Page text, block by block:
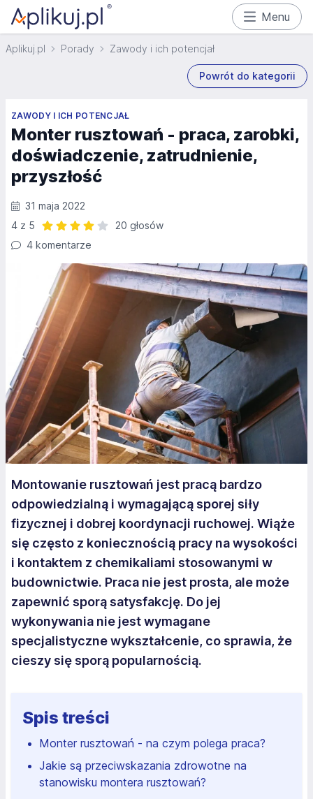
Menu
Aplikuj.pl Porady Zawody i ich potencjał
Powrót do kategorii
ZAWODY I ICH POTENCJAŁ
Monter rusztowań - praca, zarobki,
doświadczenie, zatrudnienie,
przyszłość
31 maja 2022
4 z 5
20 głosów
4 komentarze
Montowanie rusztowań jest pracą bardzo
odpowiedzialną i wymagającą sporej siły
fizycznej i dobrej koordynacji ruchowej. Wiąże
się często z koniecznością pracy na wysokości
i kontaktem z chemikaliami stosowanymi w
budownictwie. Praca nie jest prosta, ale może
zapewnić sporą satysfakcję. Do jej
wykonywania nie jest wymagane
specjalistyczne wykształcenie, co sprawia, że
cieszy się sporą popularnością.
Spis treści
Monter rusztowań - na czym polega praca?
Jakie są przeciwskazania zdrowotne na
stanowisku montera rusztowań?